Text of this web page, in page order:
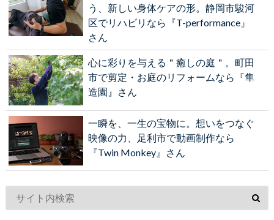
う、新しい身体ケアの形。静岡市駿河
区でリハビリなら『T-performance』
さん
心に彩りを与える＂癒しの庭＂。町田
市で剪定・お庭のリフォームなら『隼
造園』さん
一瞬を、一生の宝物に。想いをつなぐ
映像の力、足利市で動画制作なら
『Twin Monkey』さん